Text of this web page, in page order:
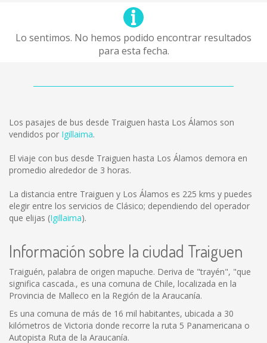
Lo sentimos. No hemos podido encontrar resultados
para esta fecha.
Los pasajes de bus desde Traiguen hasta Los Álamos son
vendidos por Igillaima.
El viaje con bus desde Traiguen hasta Los Álamos demora en
promedio alrededor de 3 horas.
La distancia entre Traiguen y Los Álamos es 225 kms y puedes
elegir entre los servicios de Clásico; dependiendo del operador
que elijas (Igillaima).
Información sobre la ciudad Traiguen
Traiguén, palabra de origen mapuche. Deriva de "trayén", "que
significa cascada., es una comuna de Chile, localizada en la
Provincia de Malleco en la Región de la Araucanía.
Es una comuna de más de 16 mil habitantes, ubicada a 30
kilómetros de Victoria donde recorre la ruta 5 Panamericana o
Autopista Ruta de la Araucanía.